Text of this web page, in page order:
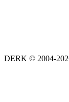
DERK © 2004-